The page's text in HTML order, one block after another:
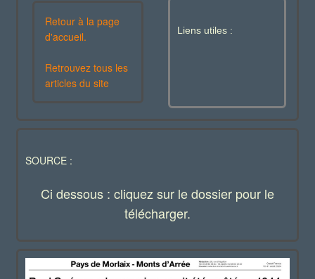
Retour à la page
d'accueil.
Retrouvez tous les
articles du site
Liens utiles :
SOURCE :
Ci dessous : cliquez sur le dossier pour le
télécharger.